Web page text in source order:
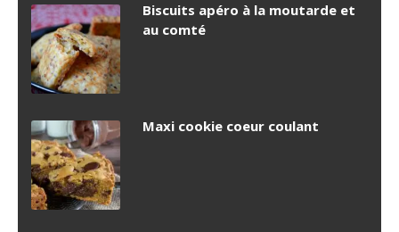
Biscuits apéro à la moutarde et
au comté
Maxi cookie coeur coulant